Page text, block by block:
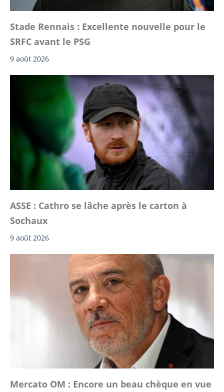
Stade Rennais : Excellente nouvelle pour le
SRFC avant le PSG
9 août 2026
ASSE : Cathro se lâche après le carton à
Sochaux
9 août 2026
Mercato OM : Encore un beau chèque en vue